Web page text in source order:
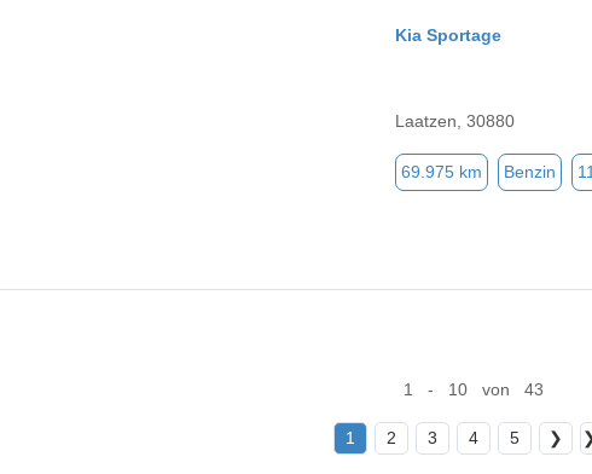
Kia Sportage
Laatzen, 30880
69.975 km Benzin
1 - 10 von 43
1 2 3 4 5 ❯